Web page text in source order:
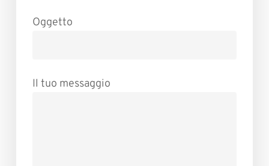
Oggetto
Il tuo messaggio